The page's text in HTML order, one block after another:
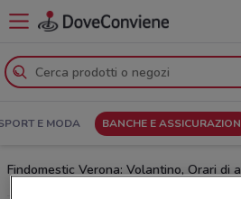
E MODA BANCHE E
Findomestic Verona: Volantino, Orari di